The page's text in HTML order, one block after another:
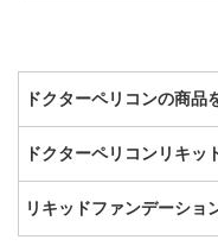
ドクターペリコンの商品
ドクターペリコンリキッ
リキッドファンデーショ